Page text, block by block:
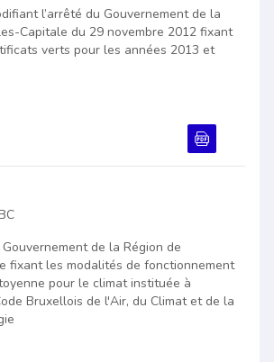
l’arrêté du Gouvernement de la
Capitale du 29 novembre 2012 fixant
verts pour les années 2013 et
de la Région de
fixant les modalités de fonctionnement
pour le climat instituée à
Bruxellois de l'Air, du Climat et de la